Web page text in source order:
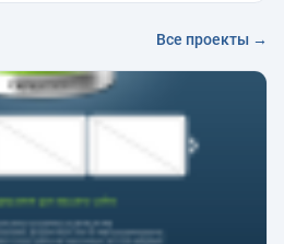
Все проекты →